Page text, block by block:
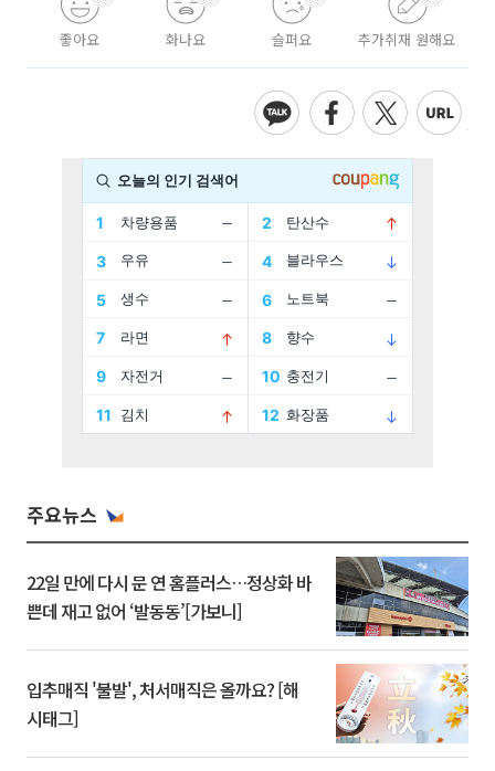
좋아요 화나요 슬퍼요 추가취재 원해요
주요뉴스
22일 만에 다시 문 연 홈플러스…정상화 바
쁜데 재고 없어 ‘발동동’[가보니]
입추매직 '불발', 처서매직은 올까요? [해
시태그]